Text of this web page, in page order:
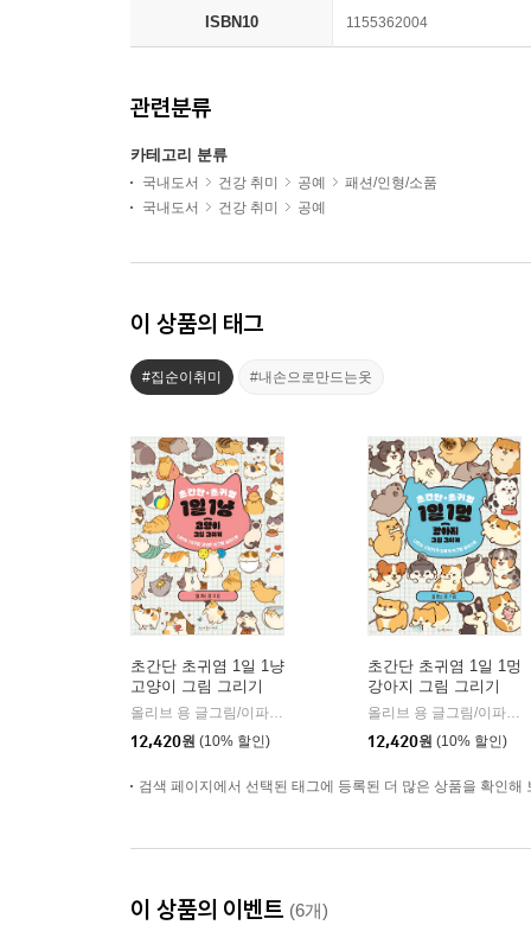
ISBN10 1155362004
관련분류
카테고리 분류
국내도서 건강 취미 공예
패션/인형/소품
국내도서
건강 취미 공예
이 상품의 태그
#집순이취미 #내손으로만드는옷
초간단 초귀염 1일 1냥
고양이 그림 그리기
올리브 용 글그림/이파정 역
청어람미디어
12,420원 (10% 할인)
초간단 초귀염 1일 1멍
강아지 그림 그리기
올리브 용 글그림/이파정 역
12,420원 (10% 할인)
검색 페이지에서 선택된 태그에 등록된 더 많은 상품을 확인해
이 상품의 이벤트 (6개)